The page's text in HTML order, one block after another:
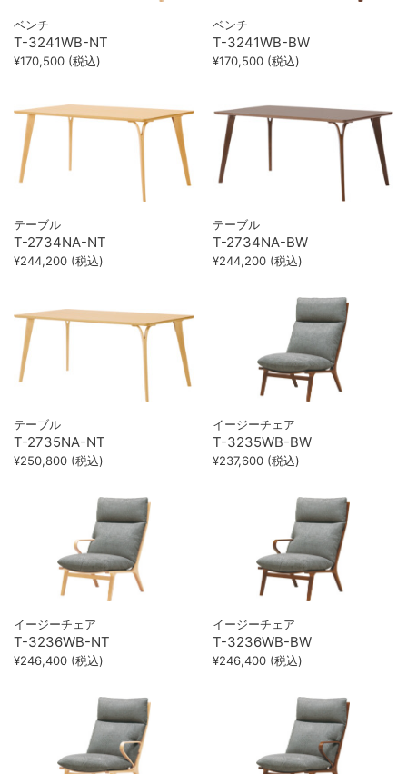
ベンチ
T-3241WB-NT
¥170,500 (税込)
ベンチ
T-3241WB-BW
¥170,500 (税込)
テーブル
T-2734NA-NT
¥244,200 (税込)
テーブル
T-2734NA-BW
¥244,200 (税込)
テーブル
T-2735NA-NT
¥250,800 (税込)
イージーチェア
T-3235WB-BW
¥237,600 (税込)
イージーチェア
T-3236WB-NT
¥246,400 (税込)
イージーチェア
T-3236WB-BW
¥246,400 (税込)